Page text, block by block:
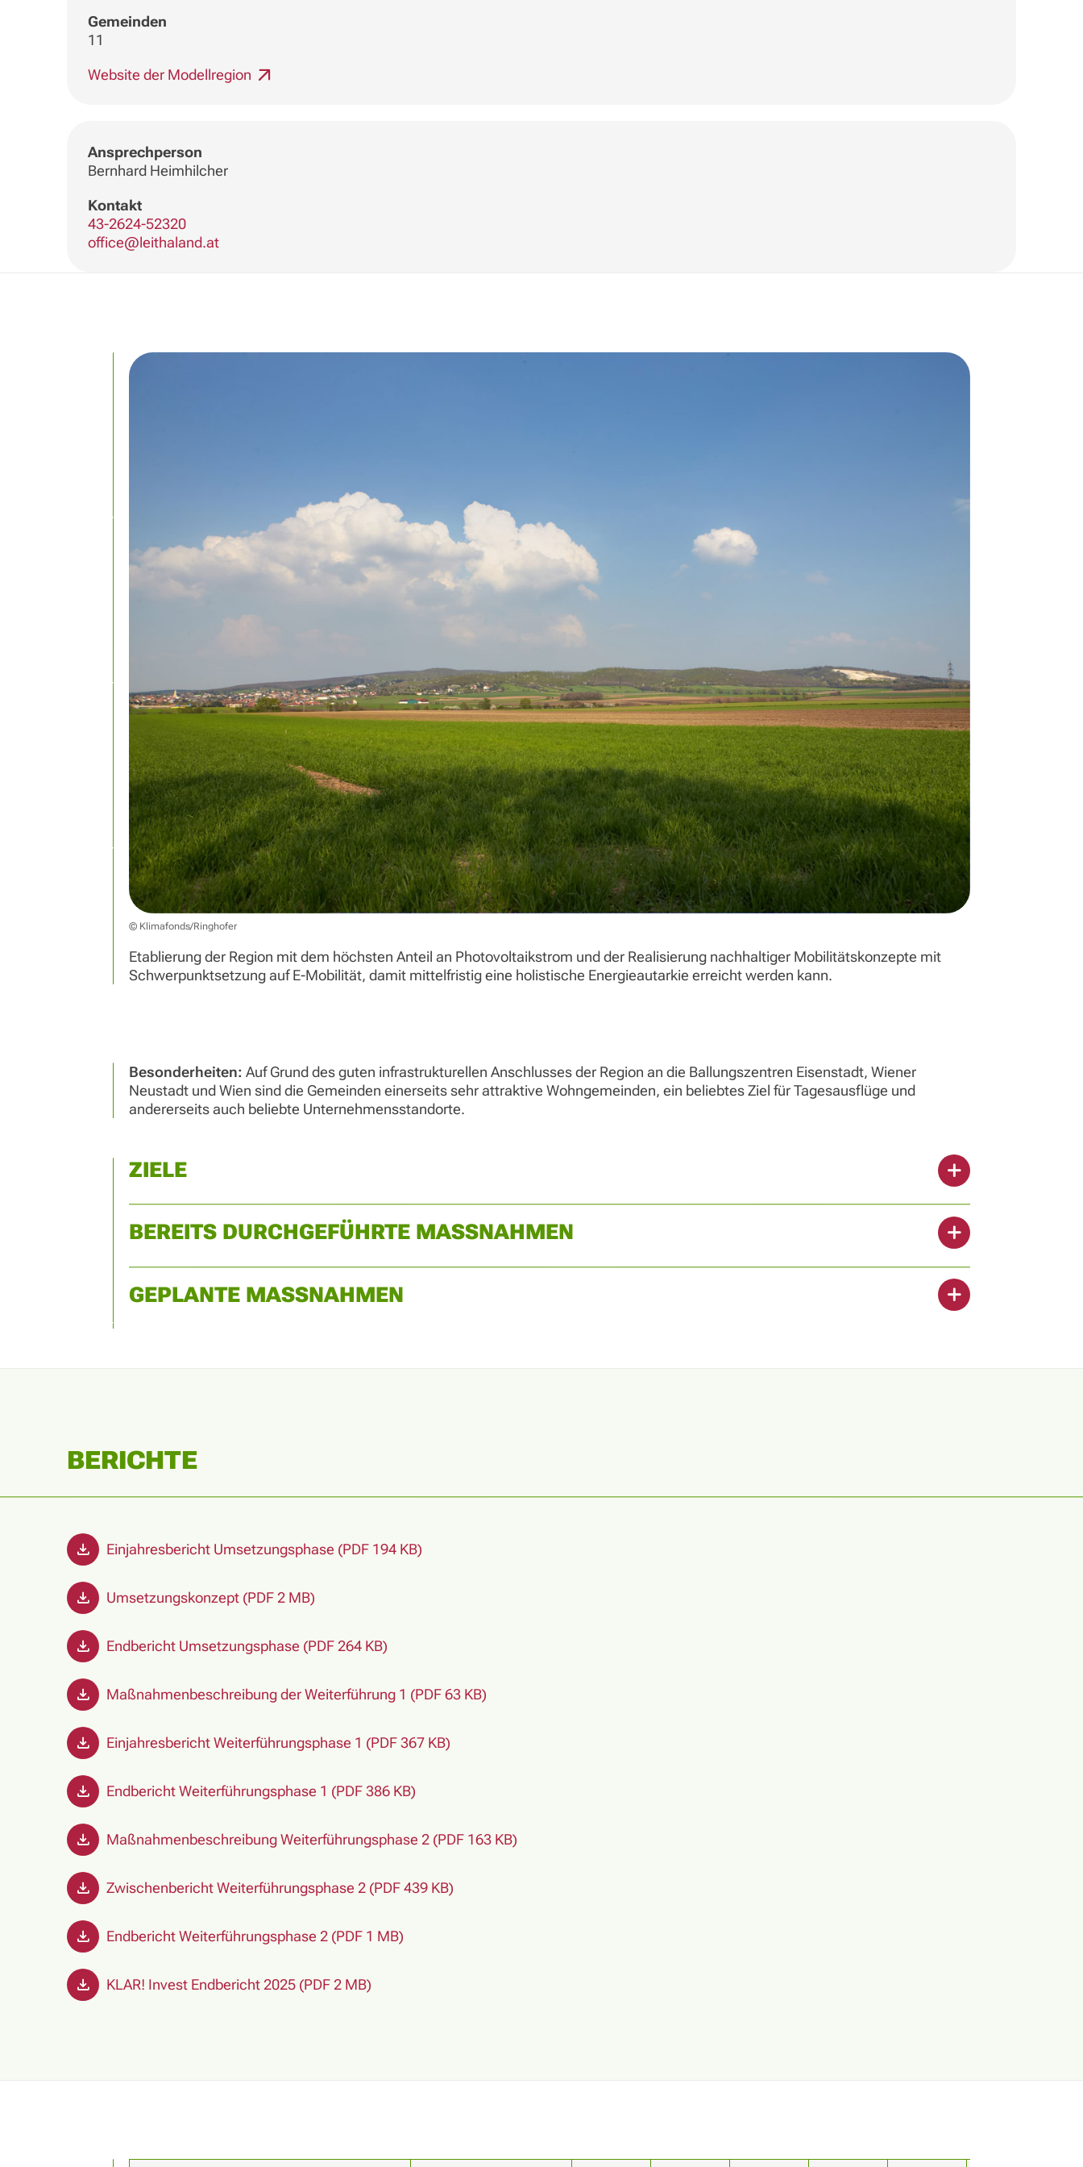
Gemeinden
11
Website der Modellregion
Ansprechperson
Bernhard Heimhilcher
Kontakt
43-2624-52320
office@leithaland.at
Etablierung der Region mit dem höchsten Anteil an Photovoltaikstrom und der Realisierung nachhaltiger Mobilitätskonzepte mit
Schwerpunktsetzung auf E-Mobilität, damit mittelfristig eine holistische Energieautarkie erreicht werden kann.
© Klimafonds/Ringhofer
Besonderheiten: Auf Grund des guten infrastrukturellen Anschlusses der Region an die Ballungszentren Eisenstadt, Wiener
Neustadt und Wien sind die Gemeinden einerseits sehr attraktive Wohngemeinden, ein beliebtes Ziel für Tagesausflüge und
andererseits auch beliebte Unternehmensstandorte.
ZIELE
BEREITS DURCHGEFÜHRTE MASSNAHMEN
GEPLANTE MASSNAHMEN
BERICHTE
Einjahresbericht Umsetzungsphase (PDF 194 KB)
Umsetzungskonzept (PDF 2 MB)
Endbericht Umsetzungsphase (PDF 264 KB)
Maßnahmenbeschreibung der Weiterführung 1 (PDF 63 KB)
Einjahresbericht Weiterführungsphase 1 (PDF 367 KB)
Endbericht Weiterführungsphase 1 (PDF 386 KB)
Maßnahmenbeschreibung Weiterführungsphase 2 (PDF 163 KB)
Zwischenbericht Weiterführungsphase 2 (PDF 439 KB)
Endbericht Weiterführungsphase 2 (PDF 1 MB)
KLAR! Invest Endbericht 2025 (PDF 2 MB)